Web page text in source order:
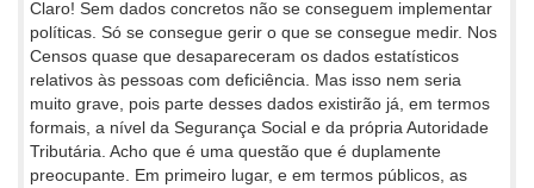
Claro! Sem dados concretos não se conseguem implementar
políticas. Só se consegue gerir o que se consegue medir. Nos
Censos quase que desapareceram os dados estatísticos
relativos às pessoas com deficiência. Mas isso nem seria
muito grave, pois parte desses dados existirão já, em termos
formais, a nível da Segurança Social e da própria Autoridade
Tributária. Acho que é uma questão que é duplamente
preocupante. Em primeiro lugar, e em termos públicos, as